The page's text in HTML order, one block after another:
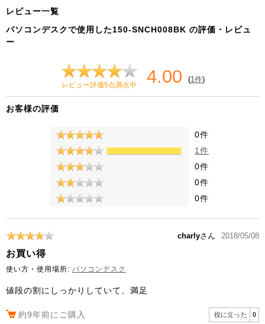
レビュー一覧
パソコンデスクで使用した150-SNCH008BK の評価・レビュ
ー
レビュー評価5点満点中 4.00 (1件)
お客様の評価
0件
1件
0件
0件
0件
charlyさん 2018/05/08
お買い得
使い方・使用場所: パソコンデスク
値段の割にしっかりしていて、満足
約9年前にご購入 役に立った 0